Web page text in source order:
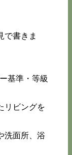
で書きま
基準・等級
リビングを
洗面所、浴